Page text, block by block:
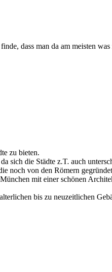
dass man da am meisten was
zu bieten.
sich die Städte z.T. auch
noch von den Römern
mit einer schönen
bis zu neuzeitlichen